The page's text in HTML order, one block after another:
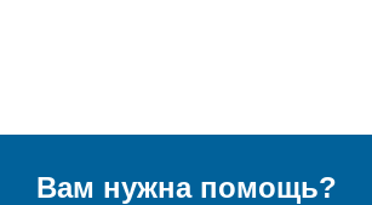
Вам нужна помощь?